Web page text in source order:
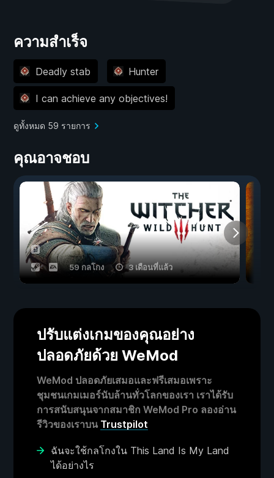
ความสำเร็จ
Deadly stab Hunter
I can achieve any objectives!
ดูทั้งหมด 59 รายการ
คุณอาจชอบ
59 กลโกง 3 เดือนที่แล้ว
ปรับแต่งเกมของคุณอย่าง
ปลอดภัยด้วย WeMod
WeMod ปลอดภัยเสมอและฟรีเสมอเพราะ
ชุมชนเกมเมอร์นับล้านทั่วโลกของเรา เราได้รับ
การสนับสนุนจากสมาชิก WeMod Pro ลองอ่าน
รีวิวของเราบน Trustpilot
ฉันจะใช้กลโกงใน This Land Is My Land
ได้อย่างไร